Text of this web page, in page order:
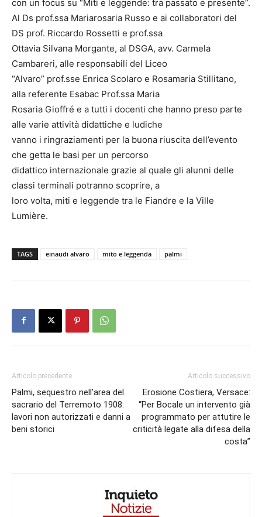
con un focus su “Miti e leggende: tra passato e presente”.
Al Ds prof.ssa Mariarosaria Russo e ai collaboratori del
DS prof. Riccardo Rossetti e prof.ssa
Ottavia Silvana Morgante, al DSGA, avv. Carmela
Cambareri, alle responsabili del Liceo
“Alvaro” prof.sse Enrica Scolaro e Rosamaria Stillitano,
alla referente Esabac Prof.ssa Maria
Rosaria Gioffré e a tutti i docenti che hanno preso parte
alle varie attività didattiche e ludiche
vanno i ringraziamenti per la buona riuscita dell’evento
che getta le basi per un percorso
didattico internazionale grazie al quale gli alunni delle
classi terminali potranno scoprire, a
loro volta, miti e leggende tra le Fiandre e la Ville
Lumière.
TAGS einaudi alvaro mito e leggenda palmi
Articolo precedente
Palmi, sequestro nell’area del
sacrario del Terremoto 1908:
lavori non autorizzati e danni a
beni storici
Articolo successivo
Erosione Costiera, Versace:
“Per Bocale un intervento già
programmato per attutire le
criticità legate alla difesa della
costa”